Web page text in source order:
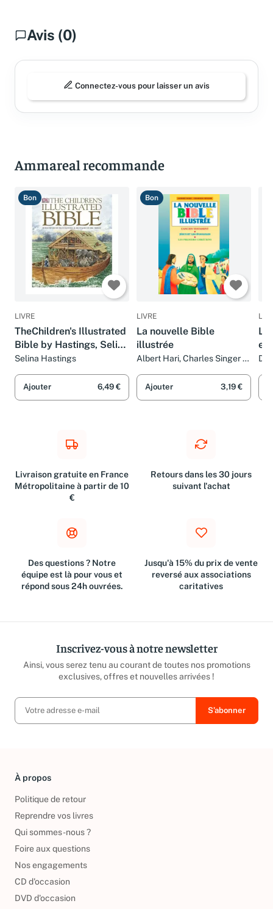
Avis (0)
Connectez-vous pour laisser un avis
Ammareal recommande
Bon
LIVRE
TheChildren's Illustrated
Bible by Hastings, Selina
( Author ) ON Mar-04-
2004, Hardback
Selina Hastings
Ajouter 6,49 €
Bon
LIVRE
La nouvelle Bible
illustrée
Albert Hari, Charles Singer et
Ajouter 3,19 €
La
Livraison gratuite en France
Métropolitaine à partir de 10
€
Retours dans les 30 jours
suivant l'achat
Des questions ? Notre
équipe est là pour vous et
répond sous 24h ouvrées.
Jusqu'à 15% du prix de vente
reversé aux associations
caritatives
Inscrivez-vous à notre newsletter
Ainsi, vous serez tenu au courant de toutes nos promotions
exclusives, offres et nouvelles arrivées !
À propos
Politique de retour
Reprendre vos livres
Qui sommes-nous ?
Foire aux questions
Nos engagements
CD d'occasion
DVD d'occasion